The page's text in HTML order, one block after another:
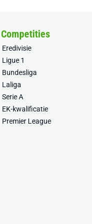
Competities
Eredivisie
Ligue 1
Bundesliga
Laliga
Serie A
EK-kwalificatie
Premier League